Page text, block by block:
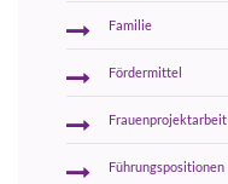
Familie
Fördermittel
Frauenprojektarbeit
Führungspositionen